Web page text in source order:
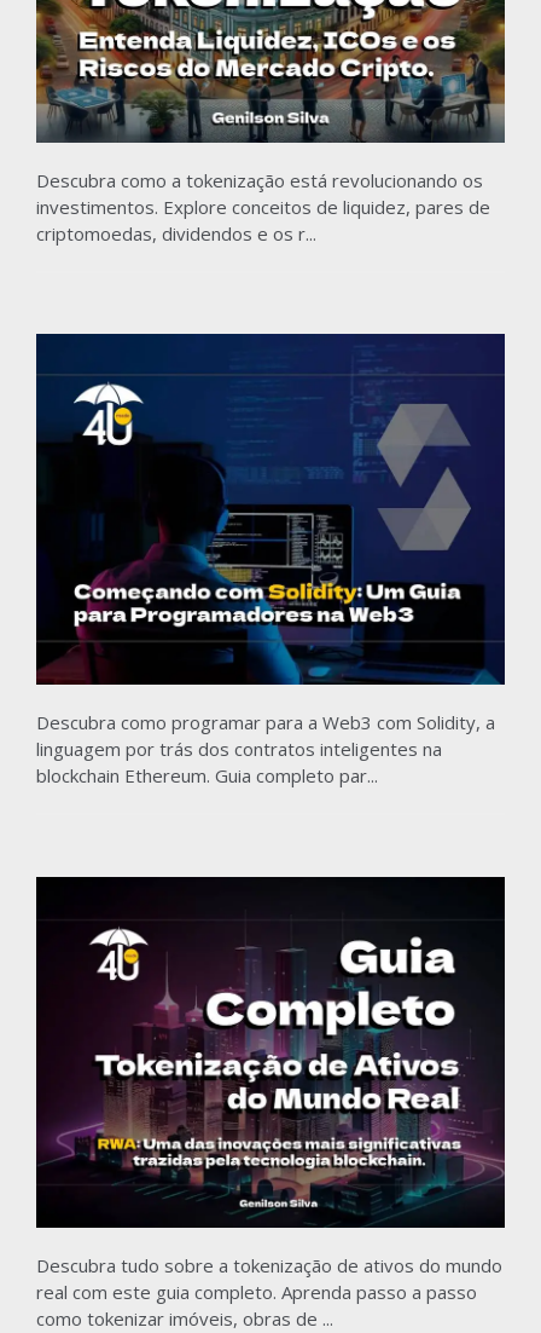
Descubra como a tokenização está revolucionando os
investimentos. Explore conceitos de liquidez, pares de
criptomoedas, dividendos e os r...
Descubra como programar para a Web3 com Solidity, a
linguagem por trás dos contratos inteligentes na
blockchain Ethereum. Guia completo par...
Descubra tudo sobre a tokenização de ativos do mundo
real com este guia completo. Aprenda passo a passo
como tokenizar imóveis, obras de ...